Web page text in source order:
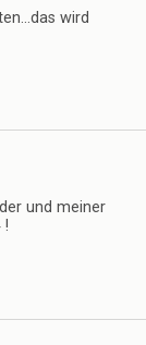
wird
und meiner
!